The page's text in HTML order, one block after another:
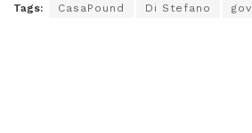
Tags: CasaPound Di Stefano